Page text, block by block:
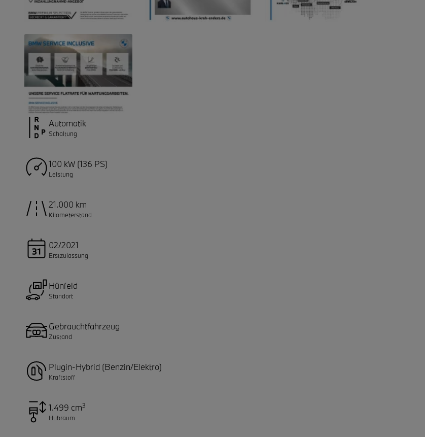
Automatik
Schaltung
100 kW (136 PS)
Leistung
21.000 km
Kilometerstand
02/2021
Erstzulassung
Hünfeld
Standort
Gebrauchtfahrzeug
Zustand
Plugin-Hybrid (Benzin/Elektro)
Kraftstoff
1.499 cm3
Hubraum